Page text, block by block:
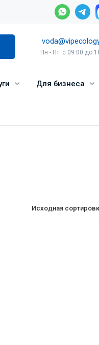
Пн - Пт: с 09:00 до
Для бизнеса
Исходная